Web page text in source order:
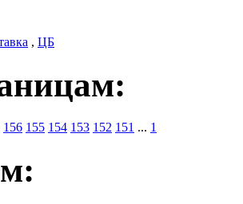
, ЦБ
156 155 154 153 152 151 ... 1